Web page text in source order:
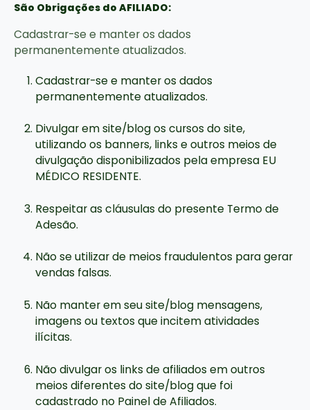
São Obrigações do AFILIADO:
Cadastrar-se e manter os dados
permanentemente atualizados.
Cadastrar-se e manter os dados
permanentemente atualizados.
Divulgar em site/blog os cursos do site,
utilizando os banners, links e outros meios de
divulgação disponibilizados pela empresa EU
MÉDICO RESIDENTE.
Respeitar as cláusulas do presente Termo de
Adesão.
Não se utilizar de meios fraudulentos para gerar
vendas falsas.
Não manter em seu site/blog mensagens,
imagens ou textos que incitem atividades
ilícitas.
Não divulgar os links de afiliados em outros
meios diferentes do site/blog que foi
cadastrado no Painel de Afiliados.